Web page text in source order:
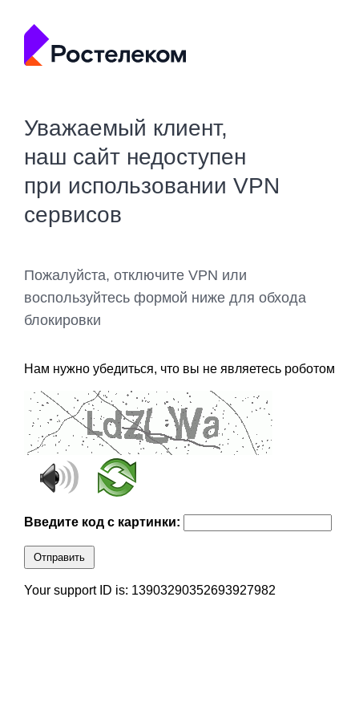
Уважаемый клиент,
наш сайт недоступен
при использовании VPN
сервисов
Пожалуйста, отключите VPN или
воспользуйтесь формой ниже для обхода
блокировки
Нам нужно убедиться, что вы не являетесь роботом
Введите код с картинки:
Отправить
Your support ID is: 13903290352693927982